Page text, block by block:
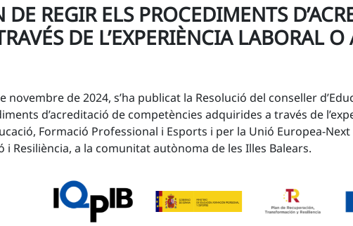
DE REGIR ELS PROCEDIMENTS
DE L’EXPERIÈNCIA LABORAL
novembre de 2024, s’ha publicat la Resolució del conseller
d’acreditació de competències adquirides a través de
Formació Professional i Esports i per la Unió Europea-
i Resiliència, a la comunitat autònoma de les Illes Balears.